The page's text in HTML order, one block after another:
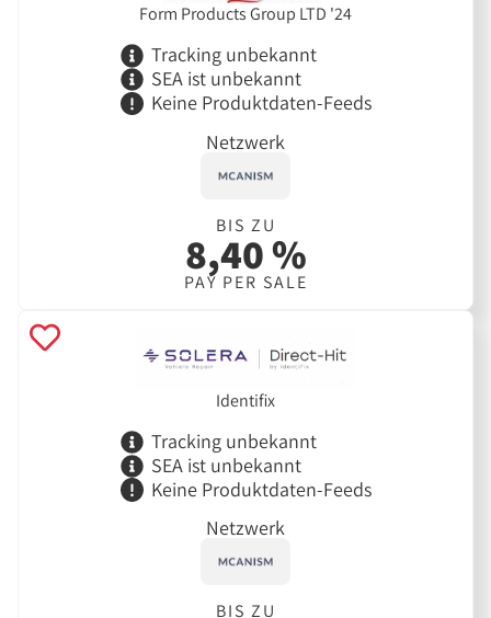
Form Products Group LTD '24
Tracking unbekannt
SEA ist unbekannt
Keine Produktdaten-Feeds
Netzwerk
BIS ZU
8,40 %
PAY PER SALE
Identifix
Tracking unbekannt
SEA ist unbekannt
Keine Produktdaten-Feeds
Netzwerk
BIS ZU